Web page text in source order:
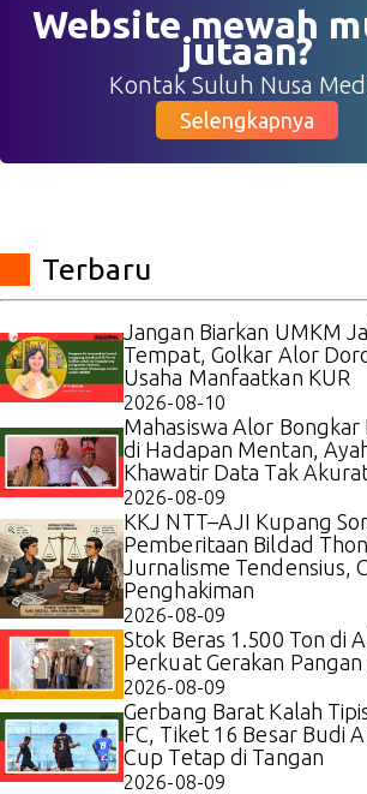
Website mewah
jutaan?
Kontak Suluh Nusa
Selengkapnya
Terbaru
Jangan Biarkan UMKM
Tempat, Golkar Alor
Usaha Manfaatkan KUR
2026-08-10
Mahasiswa Alor Bongkar
di Hadapan Mentan,
Khawatir Data Tak
2026-08-09
KKJ NTT–AJI Kupang
Pemberitaan Bildad
Jurnalisme Tendensius,
Penghakiman
2026-08-09
Stok Beras 1.500 Ton di
Perkuat Gerakan
2026-08-09
Gerbang Barat Kalah
FC, Tiket 16 Besar Budi
Cup Tetap di Tangan
2026-08-09